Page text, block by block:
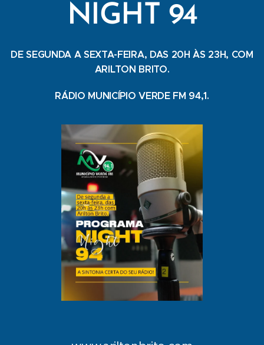
NIGHT 94
DE SEGUNDA A SEXTA-FEIRA, DAS 20H ÀS 23H, COM
ARILTON BRITO.
RÁDIO MUNICÍPIO VERDE FM 94,1.